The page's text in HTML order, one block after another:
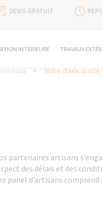
DEVIS GRATUIT
INTÉRIEURE TRAVAUX
nous Notre charte qualité
partenaires artisans
des délais et des
panel d’artisans